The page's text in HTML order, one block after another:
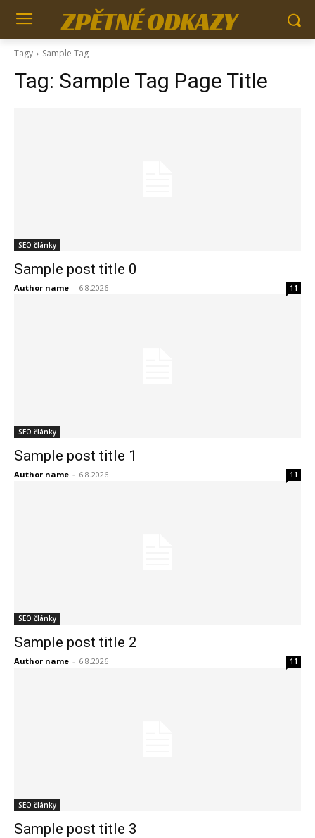
ZPĚTNÉ ODKAZY
Tagy Sample Tag
Tag: Sample Tag Page Title
SEO články
Sample post title 0
Author name - 6.8.2026 11
SEO články
Sample post title 1
Author name - 6.8.2026 11
SEO články
Sample post title 2
Author name - 6.8.2026 11
SEO články
Sample post title 3